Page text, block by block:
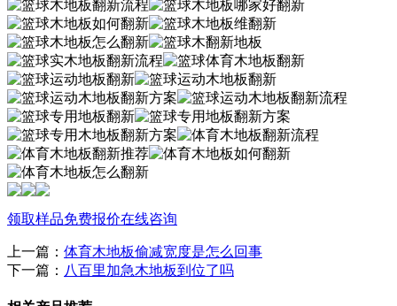
领取样品免费报价在线咨询
上一篇： 体育木地板偷减宽度是怎么回事
下一篇： 八百里加急木地板到位了吗